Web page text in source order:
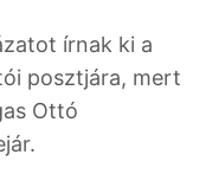
írnak ki a
posztjára, mert
Ottó